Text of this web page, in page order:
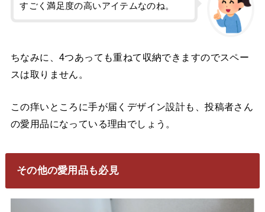
すごく満足度の高いアイテムなのね。
ちなみに、4つあっても重ねて収納できますのでスペー
スは取りません。
この痒いところに手が届くデザイン設計も、投稿者さん
の愛用品になっている理由でしょう。
その他の愛用品も必見